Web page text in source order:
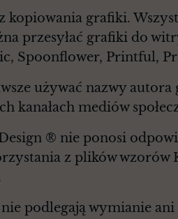
kopiowania grafiki.
przesyłać grafiki do
Spoonflower, Printful,
używać nazwy
kanałach mediów
® nie ponosi
z plików
podlegają wymianie